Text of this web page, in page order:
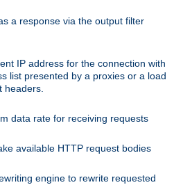
a response via the output filter
IP address for the connection with
list presented by a proxies or a load
headers.
data rate for receiving requests
available HTTP request bodies
engine to rewrite requested